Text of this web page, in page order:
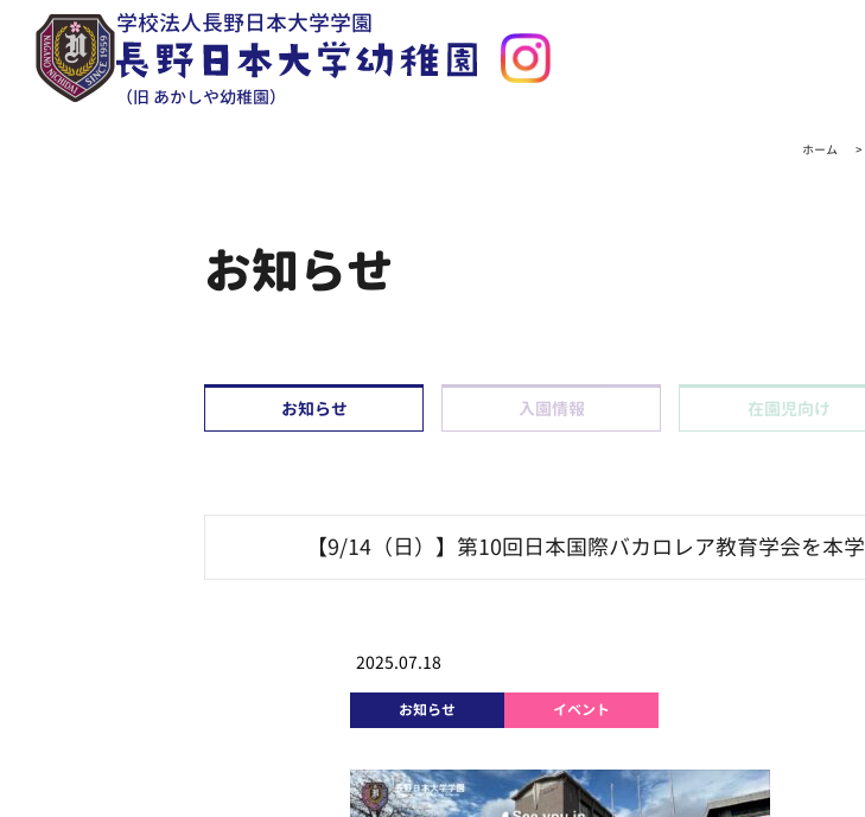
学校法人長野日本大学学園
（旧 あかしや幼稚園）
ホーム
お知らせ
お知らせ 入園情報 在園児向け
【9/14（日）】第10回日本国際バカロレア教育学会を本
2025.07.18
お知らせ イベント